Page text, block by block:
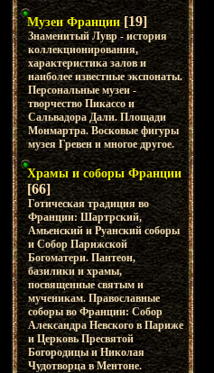
Музеи Франции [19]
Знаменитый Лувр - история
коллекционирования,
характеристика залов и
наиболее известные экспонаты.
Персональные музеи -
творчество Пикассо и
Сальвадора Дали. Площади
Монмартра. Восковые фигуры
музея Гревен и многое другое.
Храмы и соборы Франции
[66]
Готическая традиция во
Франции: Шартрский,
Амьенский и Руанский соборы
и Собор Парижской
Богоматери. Пантеон,
базилики и храмы,
посвященные святым и
мученикам. Православные
соборы во Франции: Собор
Александра Невского в Париже
и Церковь Пресвятой
Богородицы и Николая
Чудотворца в Ментоне.